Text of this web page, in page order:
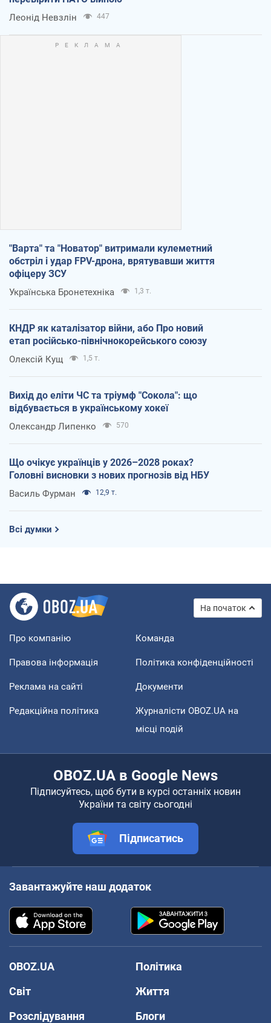
Леонід Невзлін 447
"Варта" та "Новатор" витримали кулеметний
обстріл і удар FPV-дрона, врятувавши життя
офіцеру ЗСУ
Українська Бронетехніка 1,3 т.
КНДР як каталізатор війни, або Про новий
етап російсько-північнокорейського союзу
Олексій Кущ 1,5 т.
Вихід до еліти ЧС та тріумф "Сокола": що
відбувається в українському хокеї
Олександр Липенко 570
Що очікує українців у 2026–2028 роках?
Головні висновки з нових прогнозів від НБУ
Василь Фурман 12,9 т.
Всі думки
На початок
Про компанію Команда
Правова інформація Політика конфіденційності
Реклама на сайті Документи
Редакційна політика
Журналісти OBOZ.UA на
місці подій
OBOZ.UA в Google News
Підписуйтесь, щоб бути в курсі останніх новин
України та світу сьогодні
Підписатись
Завантажуйте наш додаток
OBOZ.UA
Політика
Світ
Життя
Розслідування
Блоги